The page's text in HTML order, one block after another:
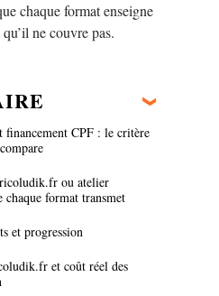
chaque format enseigne
ne couvre pas.
financement CPF : le critère
ou atelier
chaque format transmet
et progression
et coût réel des